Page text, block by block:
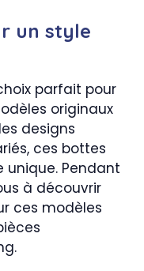
un style
parfait pour
originaux
designs
ces bottes
unique. Pendant
à découvrir
ces modèles